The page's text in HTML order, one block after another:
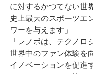
に対するかつてない世
史上最大のスポーツエ
ワーを与えます」
「レノボは、テクノロ
世界中のファン体験を
イノベーションを促進